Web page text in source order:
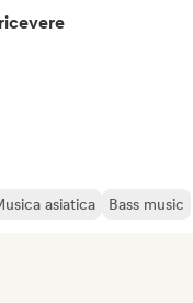
asiatica Bass music